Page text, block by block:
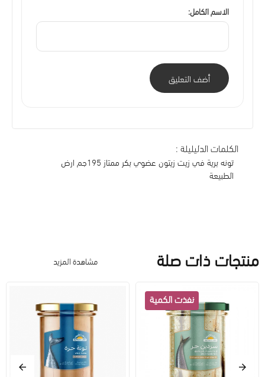
الاسم الكامل:
أضف التعليق
الكلمات الدليليلة :
تونه برية في زيت زيتون عضوي بكر ممتاز 195جم ارض
الطبيعة
منتجات ذات صلة مشاهدة المزيد